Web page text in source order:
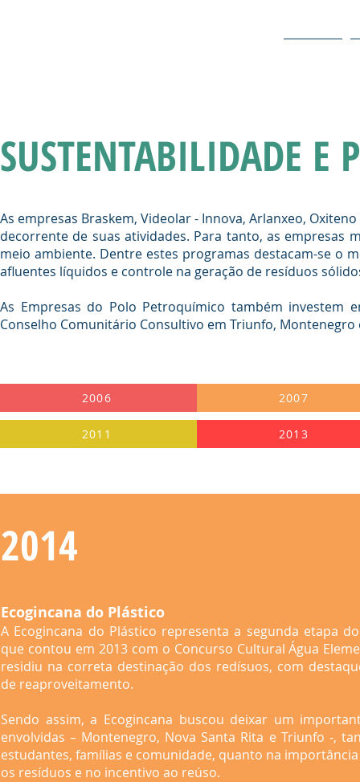
SUSTENTABILIDADE E
As empresas Braskem, Videolar - Innova, Arlanxeo,
decorrente de suas atividades. Para tanto, as
meio ambiente. Dentre estes programas destacam-se o
afluentes líquidos e controle na geração de resíduos
As Empresas do Polo Petroquímico também investem
Conselho Comunitário Consultivo em Triunfo, Montenegro
2006 2007
2011 2013
Ecogincana do Plástico
A Ecogincana do Plástico representa a segunda etapa
que contou em 2013 com o Concurso Cultural Água
residiu na correta destinação dos redísuos, com
de reaproveitamento.
Sendo assim, a Ecogincana buscou deixar um
envolvidas – Montenegro, Nova Santa Rita e Triunfo -,
estudantes, famílias e comunidade, quanto na
os resíduos e no incentivo ao reúso.
2014